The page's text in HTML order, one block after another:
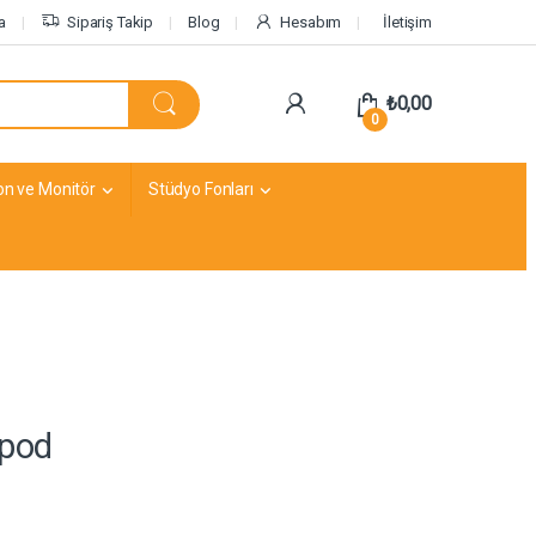
Sipariş Takip Blog Hesabım İletişim
0
₺0,00
ve Monitör Stüdyo Fonları